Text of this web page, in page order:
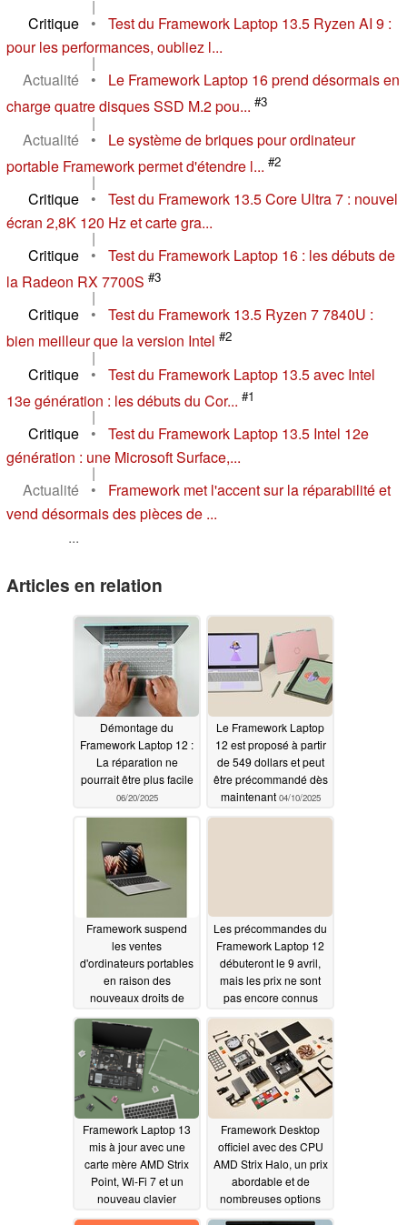
|
Critique
•
Test du Framework Laptop 13.5 Ryzen AI 9 :
pour les performances, oubliez l...
|
Actualité
•
Le Framework Laptop 16 prend désormais en
charge quatre disques SSD M.2 pou... #3
|
Actualité
•
Le système de briques pour ordinateur
portable Framework permet d'étendre l... #2
|
Critique
•
Test du Framework 13.5 Core Ultra 7 : nouvel
écran 2,8K 120 Hz et carte gra...
|
Critique
•
Test du Framework Laptop 16 : les débuts de
la Radeon RX 7700S #3
|
Critique
•
Test du Framework 13.5 Ryzen 7 7840U :
bien meilleur que la version Intel #2
|
Critique
•
Test du Framework Laptop 13.5 avec Intel
13e génération : les débuts du Cor... #1
|
Critique
•
Test du Framework Laptop 13.5 Intel 12e
génération : une Microsoft Surface,...
|
Actualité
•
Framework met l'accent sur la réparabilité et
vend désormais des pièces de ...
...
Articles en relation
Démontage du
Framework Laptop 12 :
La réparation ne
pourrait être plus facile
06/20/2025
Le Framework Laptop
12 est proposé à partir
de 549 dollars et peut
être précommandé dès
maintenant 04/10/2025
Framework suspend
les ventes
d'ordinateurs portables
en raison des
nouveaux droits de
douane américains
04/08/2025
Les précommandes du
Framework Laptop 12
débuteront le 9 avril,
mais les prix ne sont
pas encore connus
Framework Laptop 13
mis à jour avec une
carte mère AMD Strix
Point, Wi-Fi 7 et un
nouveau clavier
02/26/2025
Framework Desktop
officiel avec des CPU
AMD Strix Halo, un prix
abordable et de
nombreuses options
de personnalisation